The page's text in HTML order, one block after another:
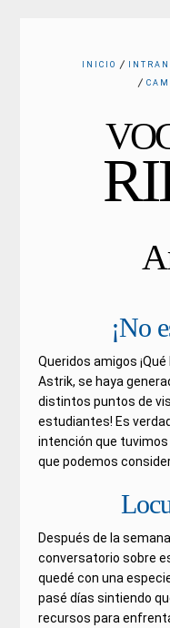
INICIO
¡No
Queridos amigos
Astrik, se haya
distintos puntos de
estudiantes! Es
intención que tuvimos
que podemos
Después de la
conversatorio sobre
quedé con una
pasé días sintiendo
recursos para